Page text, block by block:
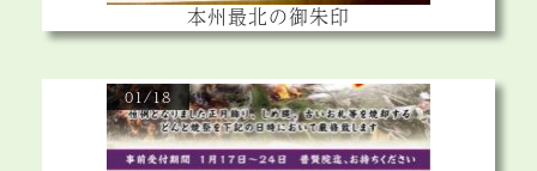
本州最北の御朱印
01/18